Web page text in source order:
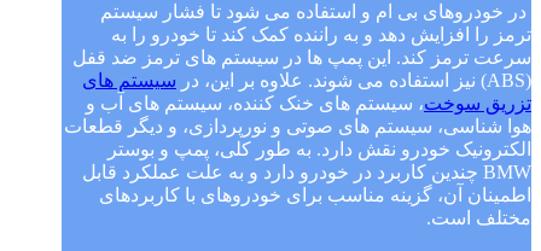
در خودروهای بی ام و استفاده می شود تا فشار سیستم
ترمز را افزایش دهد و به راننده کمک کند تا خودرو را به
سرعت ترمز کند. این پمپ ها در سیستم های ترمز ضد قفل
(ABS) نیز استفاده می شوند. علاوه بر این، در
سیستم های
تزریق سوخت، سیستم های خنک کننده، سیستم های آب و
هوا شناسی، سیستم های صوتی و نورپردازی، و دیگر قطعات
الکترونیک خودرو نقش دارد. به طور کلی، پمپ و بوستر
BMW چندین کاربرد در خودرو دارد و به علت عملکرد قابل
اطمینان آن، گزینه مناسب برای خودروهای با کاربردهای
مختلف است.